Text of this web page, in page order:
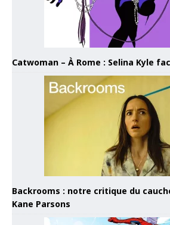
Catwoman – À Rome : Selina Kyle
Backrooms : notre critique du
Kane Parsons